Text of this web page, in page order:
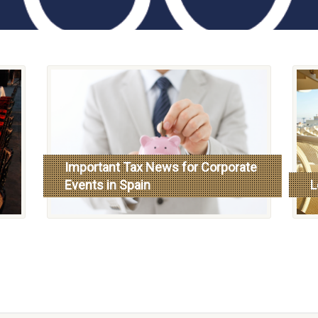
Important Tax News for Corporate
Events in Spain
leer más